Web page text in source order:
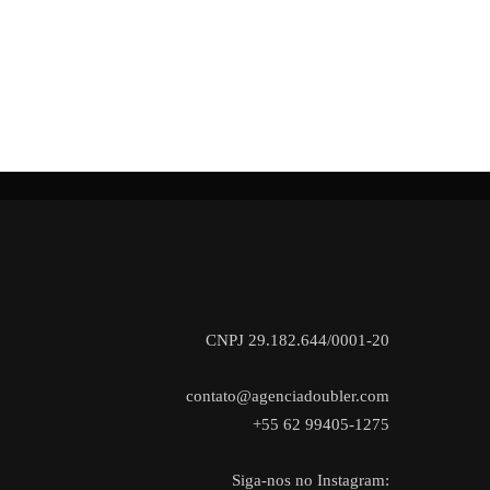
CNPJ 29.182.644/0001-20
contato@agenciadoubler.com
+55 62 99405-1275
Siga-nos no Instagram: